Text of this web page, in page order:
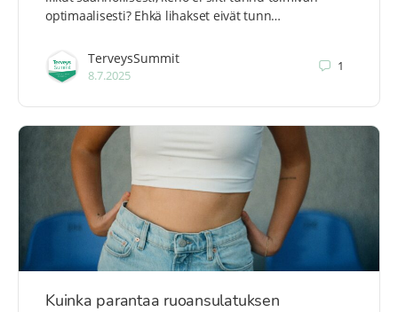
optimaalisesti? Ehkä lihakset eivät tunn…
TerveysSummit
8.7.2025
1
Kuinka parantaa ruoansulatuksen